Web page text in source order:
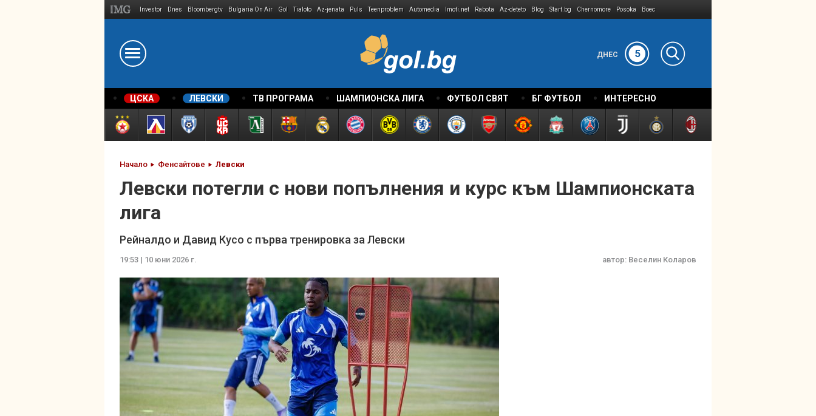
Investor Dnes Bloombergtv Bulgaria On Air Gol Tialoto Az-jenata Puls Teenproblem Automedia Imoti.net Rabota Az-deteto Blog Start.bg Chernomore Posoka Boec
ДНЕС 5
ЦСКА ЛЕВСКИ ТВ ПРОГРАМА ШАМПИОНСКА ЛИГА ФУТБОЛ СВЯТ БГ ФУТБОЛ ИНТЕРЕСНО
Начало Фенсайтове Левски
Левски потегли с нови попълнения и курс към Шампионската
лига
Рейналдо и Давид Кусо с първа тренировка за Левски
19:53 | 10 юни 2026 г. автор: Веселин Коларов